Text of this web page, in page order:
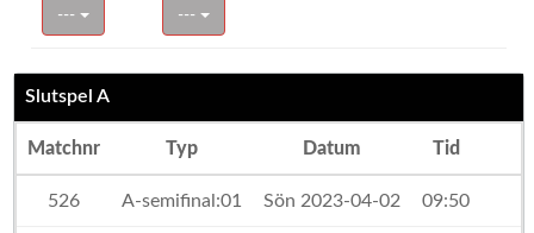
--- ---
Slutspel A
Matchnr Typ Datum Tid
526 A-semifinal:01 Sön 2023-04-02 09:50